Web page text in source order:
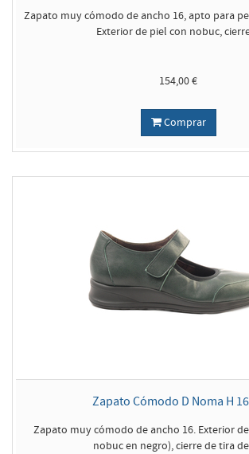
Zapato muy cómodo de ancho 16, apto para
Exterior de piel con nobuc,
154,00 €
Comprar
Zapato Cómodo D Noma H
Zapato muy cómodo de ancho 16. Exterior
nobuc en negro), cierre de tira